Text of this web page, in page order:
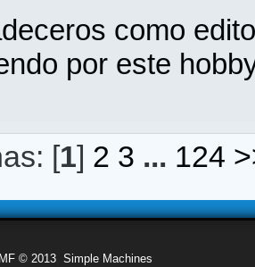
como
por este
[1] 2 3 ... 124
© 2013 Simple Machines